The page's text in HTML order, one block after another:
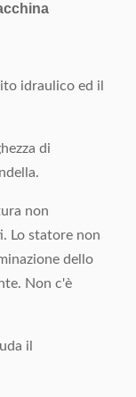
idraulico ed il
di
non
Lo statore non
dello
Non c'è
il